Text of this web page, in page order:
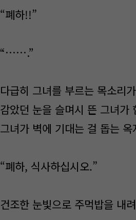
“폐하!!”
“…….”
다급히 그녀를 부르는 목소리
감았던 눈을 슬며시 뜬 그녀가
그녀가 벽에 기대는 걸 돕는
“폐하, 식사하십시오.”
건조한 눈빛으로 주먹밥을 내